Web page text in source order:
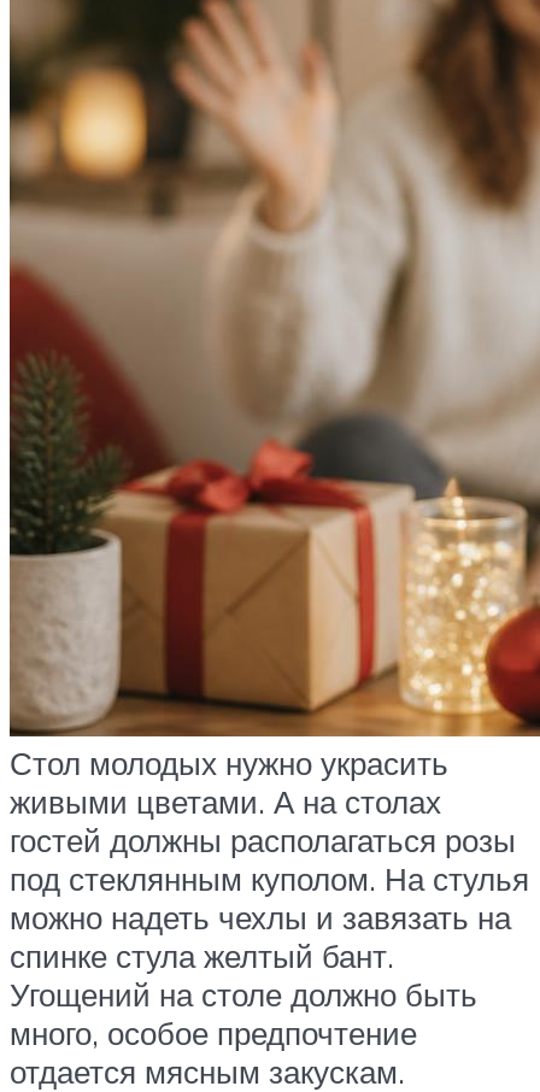
Стол молодых нужно украсить
живыми цветами. А на столах
гостей должны располагаться розы
под стеклянным куполом. На стулья
можно надеть чехлы и завязать на
спинке стула желтый бант.
Угощений на столе должно быть
много, особое предпочтение
отдается мясным закускам.